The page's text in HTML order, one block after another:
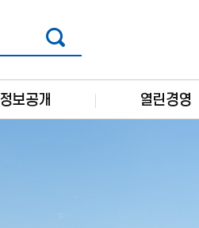
정보공개 열린경영